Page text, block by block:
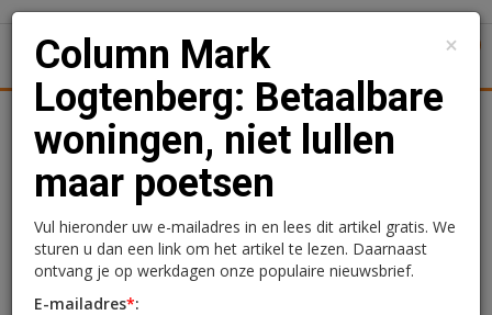
Uitgelicht Achtergronden Woningmarkt
Column Mark Logtenberg:
Betaalbare woningen, niet
lullen maar poetsen
×
Column Mark
Logtenberg: Betaalbare
woningen, niet lullen
maar poetsen
Vul hieronder uw e-mailadres in en lees dit artikel gratis. We
sturen u dan een link om het artikel te lezen. Daarnaast
ontvang je op werkdagen onze populaire nieuwsbrief.
E-mailadres*: